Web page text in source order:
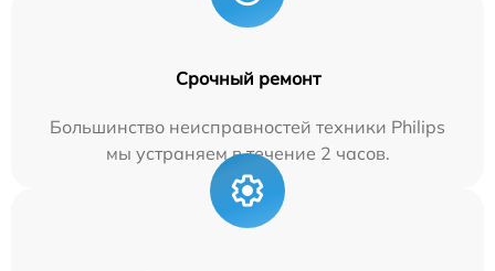
Срочный ремонт
Большинство неисправностей техники Philips
мы устраняем в течение 2 часов.